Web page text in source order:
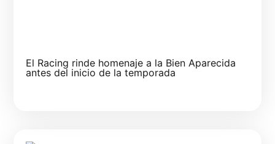
El Racing rinde homenaje a la Bien Aparecida
antes del inicio de la temporada